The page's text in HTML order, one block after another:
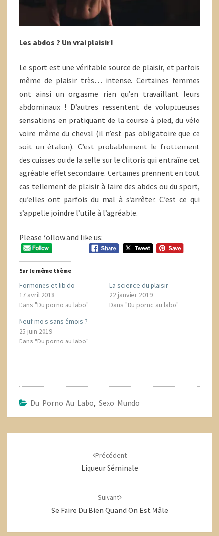
Les abdos ? Un vrai plaisir !
Le sport est une véritable source de plaisir, et parfois
même de plaisir très… intense. Certaines femmes
ont ainsi un orgasme rien qu’en travaillant leurs
abdominaux ! D’autres ressentent de voluptueuses
sensations en pratiquant de la course à pied, du vélo
voire même du cheval (il n’est pas obligatoire que ce
soit un étalon). C’est probablement le frottement
des cuisses ou de la selle sur le clitoris qui entraîne cet
agréable effet secondaire. Certaines prennent en tout
cas tellement de plaisir à faire des abdos ou du sport,
qu’elles ont parfois du mal à s’arrêter. C’est ce qui
s’appelle joindre l’utile à l’agréable.
Please follow and like us:
Sur le même thème
Hormones et libido
17 avril 2018
Dans "Du porno au labo"
La science du plaisir
22 janvier 2019
Dans "Du porno au labo"
Neuf mois sans émois ?
25 juin 2019
Dans "Du porno au labo"
Du Porno Au Labo, Sexo Mundo
Précédent
Liqueur Séminale
Suivant
Se Faire Du Bien Quand On Est Mâle